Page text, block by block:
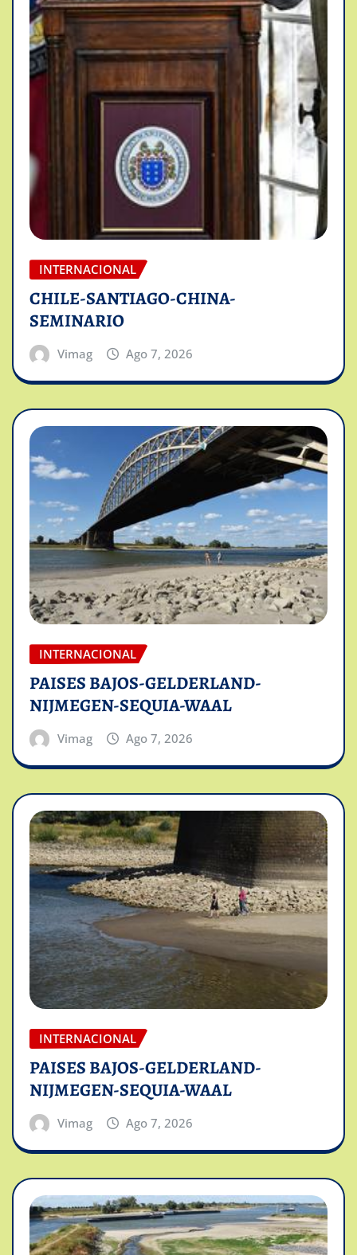
INTERNACIONAL
CHILE-SANTIAGO-CHINA-
SEMINARIO
Vimag Ago 7, 2026
INTERNACIONAL
PAISES BAJOS-GELDERLAND-
NIJMEGEN-SEQUIA-WAAL
Vimag Ago 7, 2026
INTERNACIONAL
PAISES BAJOS-GELDERLAND-
NIJMEGEN-SEQUIA-WAAL
Vimag Ago 7, 2026